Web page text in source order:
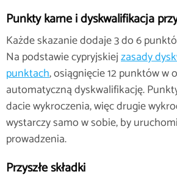
Punkty karne i dyskwalifikacja
Każde skazanie dodaje 3 do 6
Na podstawie cypryjskiejzasady
punktach, osiągnięcie 12 punktów w
automatyczną dyskwalifikację.
dacie wykroczenia, więc drugie
wystarczy samo w sobie, by
prowadzenia.
Przyszłe składki